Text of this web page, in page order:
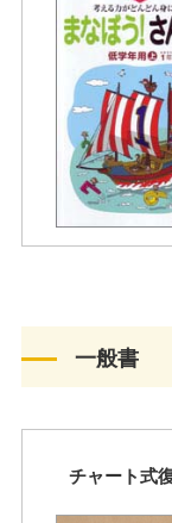
一般書
チャート式